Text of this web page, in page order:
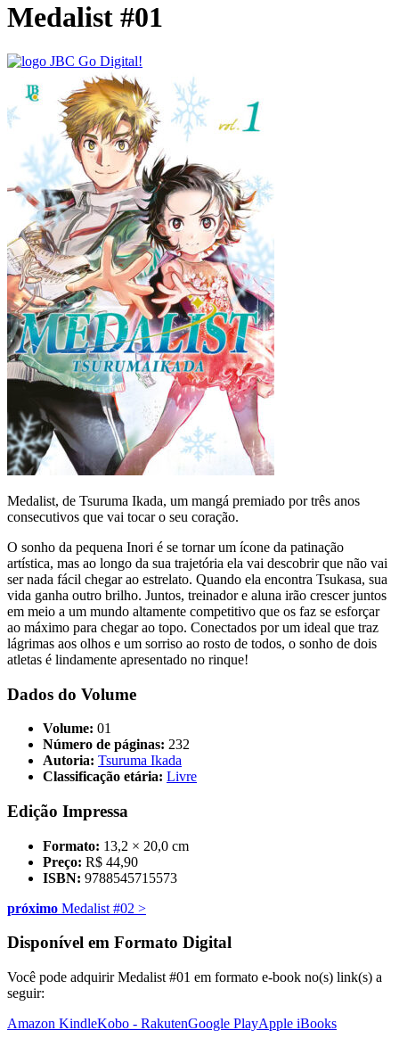
Medalist #01
Medalist, de Tsuruma Ikada, um mangá premiado por três anos
consecutivos que vai tocar o seu coração.
O sonho da pequena Inori é se tornar um ícone da patinação
artística, mas ao longo da sua trajetória ela vai descobrir que não vai
ser nada fácil chegar ao estrelato. Quando ela encontra Tsukasa, sua
vida ganha outro brilho. Juntos, treinador e aluna irão crescer juntos
em meio a um mundo altamente competitivo que os faz se esforçar
ao máximo para chegar ao topo. Conectados por um ideal que traz
lágrimas aos olhos e um sorriso ao rosto de todos, o sonho de dois
atletas é lindamente apresentado no rinque!
Dados do Volume
Volume: 01
Número de páginas: 232
Autoria: Tsuruma Ikada
Classificação etária: Livre
Edição Impressa
Formato: 13,2 × 20,0 cm
Preço: R$ 44,90
ISBN: 9788545715573
próximo Medalist #02 >
Disponível em Formato Digital
Você pode adquirir Medalist #01 em formato e-book no(s) link(s) a
seguir:
Amazon KindleKobo - RakutenGoogle PlayApple iBooks